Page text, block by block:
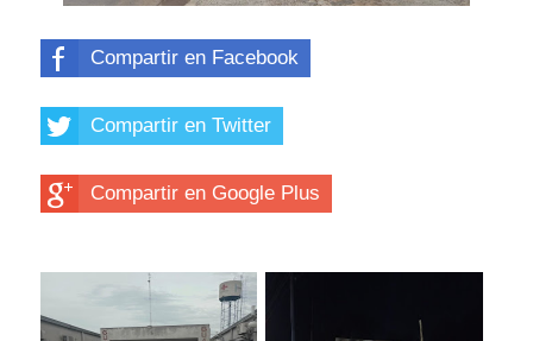
Compartir en Facebook
Compartir en Twitter
Compartir en Google Plus